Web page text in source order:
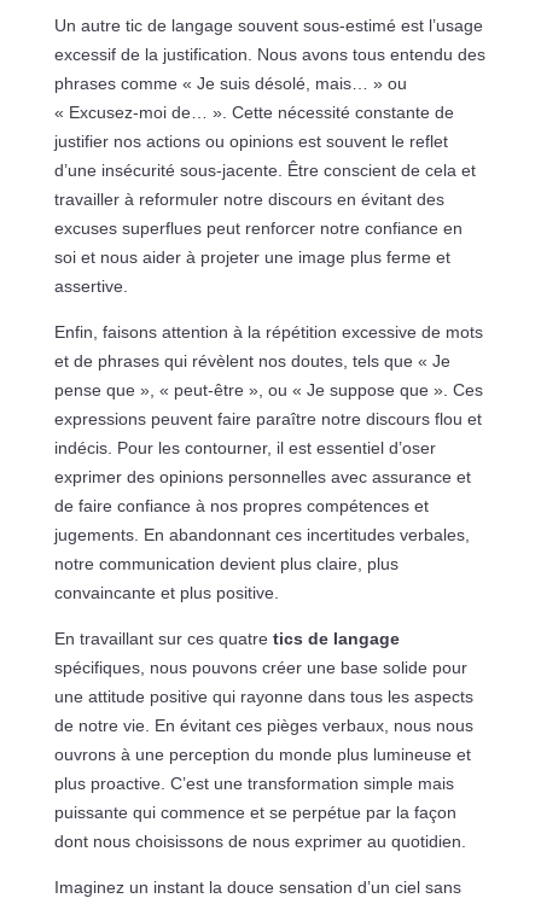
Un autre tic de langage souvent sous-estimé est l’usage
excessif de la justification. Nous avons tous entendu des
phrases comme « Je suis désolé, mais… » ou
« Excusez-moi de… ». Cette nécessité constante de
justifier nos actions ou opinions est souvent le reflet
d’une insécurité sous-jacente. Être conscient de cela et
travailler à reformuler notre discours en évitant des
excuses superflues peut renforcer notre confiance en
soi et nous aider à projeter une image plus ferme et
assertive.
Enfin, faisons attention à la répétition excessive de mots
et de phrases qui révèlent nos doutes, tels que « Je
pense que », « peut-être », ou « Je suppose que ». Ces
expressions peuvent faire paraître notre discours flou et
indécis. Pour les contourner, il est essentiel d’oser
exprimer des opinions personnelles avec assurance et
de faire confiance à nos propres compétences et
jugements. En abandonnant ces incertitudes verbales,
notre communication devient plus claire, plus
convaincante et plus positive.
En travaillant sur ces quatre tics de langage
spécifiques, nous pouvons créer une base solide pour
une attitude positive qui rayonne dans tous les aspects
de notre vie. En évitant ces pièges verbaux, nous nous
ouvrons à une perception du monde plus lumineuse et
plus proactive. C’est une transformation simple mais
puissante qui commence et se perpétue par la façon
dont nous choisissons de nous exprimer au quotidien.
Imaginez un instant la douce sensation d’un ciel sans